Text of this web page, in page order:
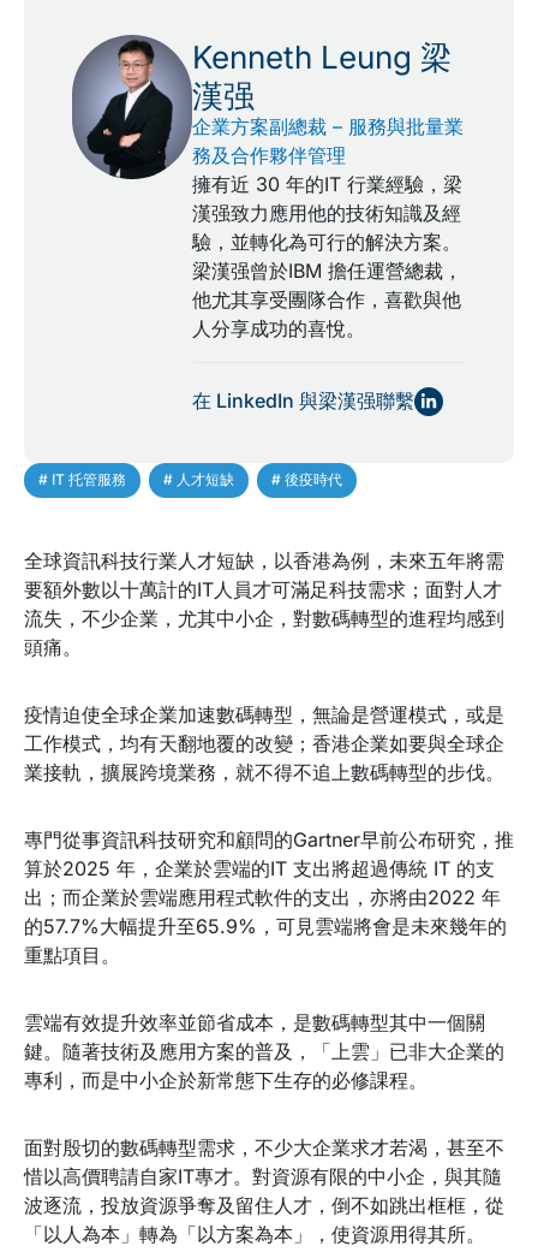
Kenneth Leung 梁
漢强
企業方案副總裁 – 服務與批量業
務及合作夥伴管理
擁有近 30 年的IT 行業經驗，梁
漢强致力應用他的技術知識及經
驗，並轉化為可行的解決方案。
梁漢强曾於IBM 擔任運營總裁，
他尤其享受團隊合作，喜歡與他
人分享成功的喜悅。
在 LinkedIn 與梁漢强聯繫
# IT 托管服務 # 人才短缺 # 後疫時代
全球資訊科技行業人才短缺，以香港為例，未來五年將需
要額外數以十萬計的IT人員才可滿足科技需求；面對人才
流失，不少企業，尤其中小企，對數碼轉型的進程均感到
頭痛。
疫情迫使全球企業加速數碼轉型，無論是營運模式，或是
工作模式，均有天翻地覆的改變；香港企業如要與全球企
業接軌，擴展跨境業務，就不得不追上數碼轉型的步伐。
專門從事資訊科技研究和顧問的Gartner早前公布研究，推
算於2025 年，企業於雲端的IT 支出將超過傳統 IT 的支
出；而企業於雲端應用程式軟件的支出，亦將由2022 年
的57.7%大幅提升至65.9%，可見雲端將會是未來幾年的
重點項目。
雲端有效提升效率並節省成本，是數碼轉型其中一個關
鍵。隨著技術及應用方案的普及，「上雲」已非大企業的
專利，而是中小企於新常態下生存的必修課程。
面對殷切的數碼轉型需求，不少大企業求才若渴，甚至不
惜以高價聘請自家IT專才。對資源有限的中小企，與其隨
波逐流，投放資源爭奪及留住人才，倒不如跳出框框，從
「以人為本」轉為「以方案為本」，使資源用得其所。